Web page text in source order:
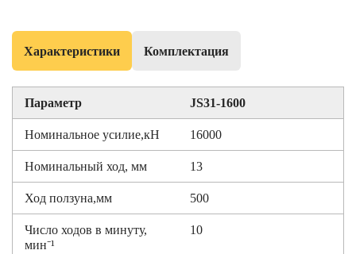
Характеристики Комплектация
Параметр JS31-1600
Номинальное усилие,кН 16000
Номинальный ход, мм 13
Ход ползуна,мм 500
Число ходов в минуту,
мин⁻¹
10